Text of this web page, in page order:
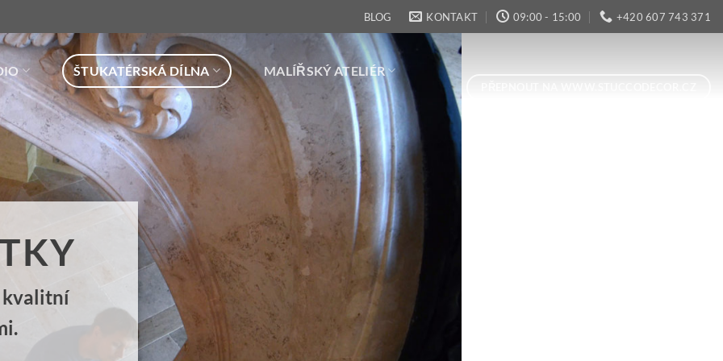
BLOG KONTAKT 09:00 - 15:00 +420 607 743 371
ŠTUKATÉRSKÁ DÍLNA MALÍŘSKÝ ATELIÉR
historie.
obvzláště v
nám otom